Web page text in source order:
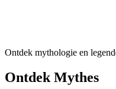
Ontdek mythologie en
Ontdek Mythes